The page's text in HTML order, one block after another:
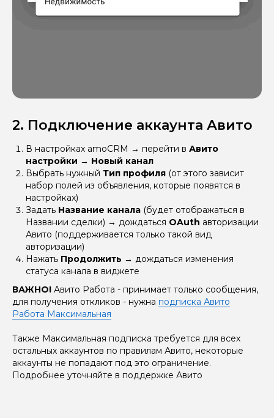
2. Подключение аккаунта Авито
В настройках amoCRM → перейти в Авито
настройки → Новый канал
Выбрать нужный Тип профиля (от этого зависит
набор полей из объявления, которые появятся в
настройках)
Задать Название канала (будет отображаться в
Названии сделки) → дождаться OAuth авторизации
Авито (поддерживается только такой вид
авторизации)
Нажать Продолжить → дождаться изменения
статуса канала в виджете
ВАЖНО! Авито Работа - принимает только сообщения,
для получения откликов - нужна подписка Авито
Работа Максимальная
Также Максимальная подписка требуется для всех
остальных аккаунтов по правилам Авито, некоторые
аккаунты не попадают под это ограничение.
Подробнее уточняйте в поддержке Авито